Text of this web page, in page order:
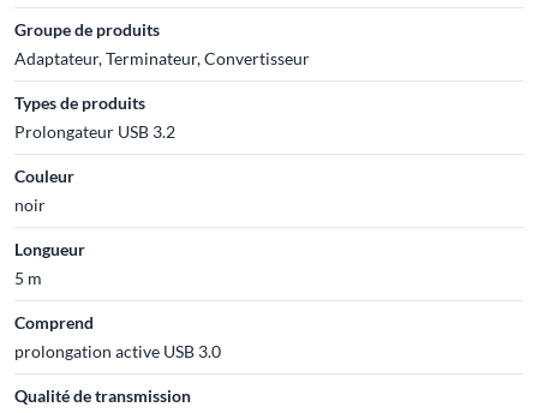
Groupe de produits
Adaptateur, Terminateur, Convertisseur
Types de produits
Prolongateur USB 3.2
Couleur
noir
Longueur
5 m
Comprend
prolongation active USB 3.0
Qualité de transmission